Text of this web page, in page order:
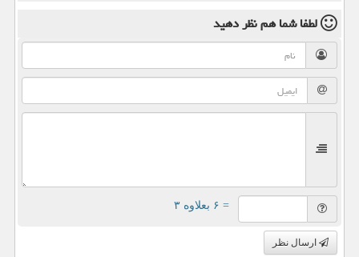
لطفا شما همنظر دهید
= ۶ بعلاوه ۳
ارسال نظر